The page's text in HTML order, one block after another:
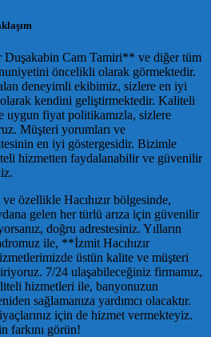
Duşakabin Cam Tamiri** ve diğer tüm
öncelikli olarak görmektedir.
deneyimli ekibimiz, sizlere en iyi
kendini geliştirmektedir. Kaliteli
uygun fiyat politikamızla, sizlere
Müşteri yorumları ve
en iyi göstergesidir. Bizimle
hizmetten faydalanabilir ve güvenilir
özellikle Hacıhızır bölgesinde,
gelen her türlü arıza için güvenilir
doğru adrestesiniz. Yılların
ile, **İzmit Hacıhızır
üstün kalite ve müşteri
7/24 ulaşabileceğiniz firmamız,
hizmetleri ile, banyonuzun
sağlamanıza yardımcı olacaktır.
için de hizmet vermekteyiz.
farkını görün!